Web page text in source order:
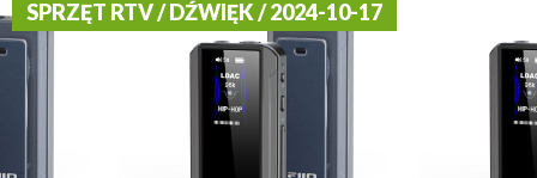
SPRZĘT RTV / DŹWIĘK / 2024-10-17